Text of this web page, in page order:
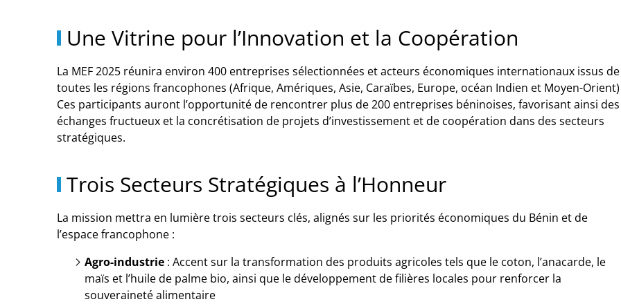
Une Vitrine pour l’Innovation et la Coopération
La MEF 2025 réunira environ 400 entreprises sélectionnées et acteurs économiques internationaux issus de
toutes les régions francophones (Afrique, Amériques, Asie, Caraïbes, Europe, océan Indien et Moyen-Orient)
Ces participants auront l’opportunité de rencontrer plus de 200 entreprises béninoises, favorisant ainsi des
échanges fructueux et la concrétisation de projets d’investissement et de coopération dans des secteurs
stratégiques.
Trois Secteurs Stratégiques à l’Honneur
La mission mettra en lumière trois secteurs clés, alignés sur les priorités économiques du Bénin et de
l’espace francophone :
Agro-industrie : Accent sur la transformation des produits agricoles tels que le coton, l’anacarde, le
maïs et l’huile de palme bio, ainsi que le développement de filières locales pour renforcer la
souveraineté alimentaire